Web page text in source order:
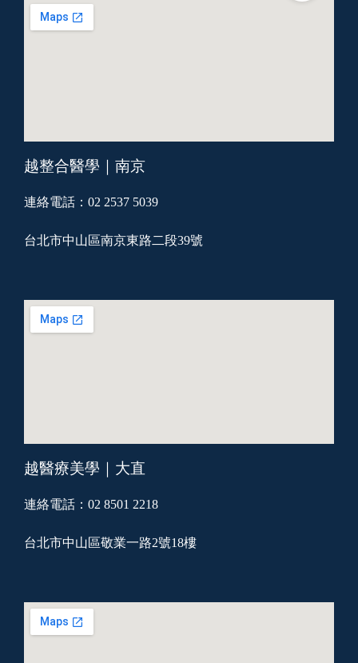
越整合醫學｜南京
連絡電話：02 2537 5039
台北市中山區南京東路二段39號
越醫療美學｜大直
連絡電話：02 8501 2218
台北市中山區敬業一路2號18樓